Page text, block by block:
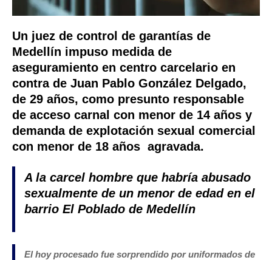
Un juez de control de garantías de
Medellín impuso medida de
aseguramiento en centro carcelario en
contra de Juan Pablo González Delgado,
de 29 años, como presunto responsable
de acceso carnal con menor de 14 años y
demanda de explotación sexual comercial
con menor de 18 años agravada.
A la carcel hombre que habría abusado
sexualmente de un menor de edad en el
barrio El Poblado de Medellín
El hoy procesado fue sorprendido por uniformados de